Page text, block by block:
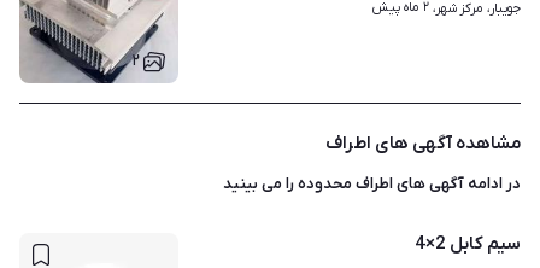
۲
جویبار، مرکز شهر، ۲ ماه پیش
مشاهده آگهی های اطراف
در ادامه آگهی هایاطراف محدودهرا می بینید
سیم کابل 2×4